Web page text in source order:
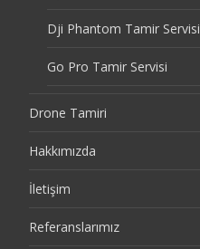
Dji Phantom Tamir Servisi
Go Pro Tamir Servisi
Drone Tamiri
Hakkımızda
İletişim
Referanslarımız